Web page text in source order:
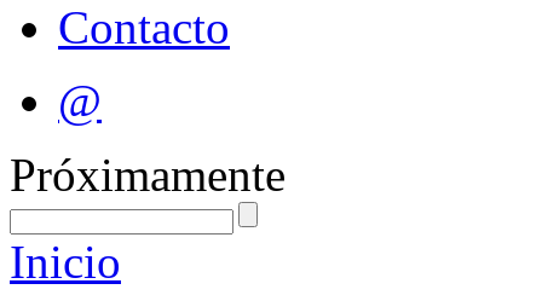
Contacto
@
Próximamente
Inicio